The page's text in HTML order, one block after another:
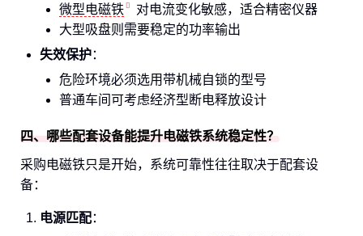
微型电磁铁
对电流变化敏感，适合精密仪器
大型吸盘则需要稳定的功率输出
失效保护：
危险环境必须选用带机械自锁的型号
普通车间可考虑经济型断电释放设计
四、哪些配套设备能提升电磁铁系统稳定性？
采购电磁铁只是开始，系统可靠性往往取决于配套设
备：
电源匹配：